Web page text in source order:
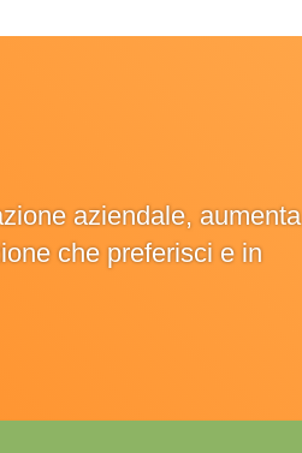
aziendale, aumenta
che preferisci e in